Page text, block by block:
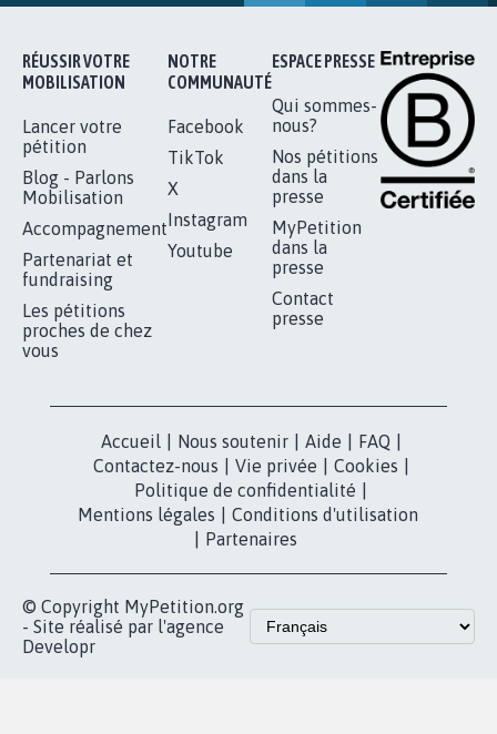
RÉUSSIR VOTRE
MOBILISATION
Lancer votre
pétition
Blog - Parlons
Mobilisation
Accompagnement
Partenariat et
fundraising
Les pétitions
proches de chez
vous
NOTRE
COMMUNAUTÉ
Facebook
TikTok
X
Instagram
Youtube
ESPACE PRESSE
Qui sommes-
nous?
Nos pétitions
dans la
presse
MyPetition
dans la
presse
Contact
presse
Accueil Nous soutenir Aide FAQ
Contactez-nous
Vie privée Cookies
Politique de confidentialité
Mentions légales
Conditions d'utilisation
Partenaires
© Copyright MyPetition.org
- Site réalisé par l'agence
Developr